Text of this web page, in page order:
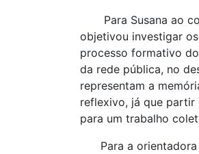
Para Susana ao
objetivou investigar
processo formativo
da rede pública, no
representam a
reflexivo, já que partir
para um trabalho
Para a orientadora